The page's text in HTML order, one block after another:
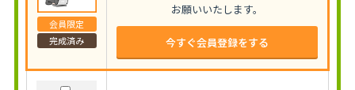
会員限定
完成済み
お願いいたします。
今すぐ会員登録をする